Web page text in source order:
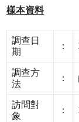
樣本資料
調查日
期
：
調查方
法
：
訪問對
象
：